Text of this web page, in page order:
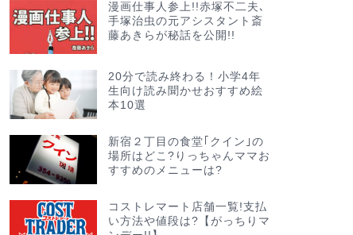
漫画仕事人参上!!赤塚不二夫､
手塚治虫の元アシスタント斎
藤あきらが秘話を公開!!
20分で読み終わる！小学4年
生向け読み聞かせおすすめ絵
本10選
新宿２丁目の食堂｢クイン｣の
場所はどこ?りっちゃんママお
すすめのメニューは?
コストレマート店舗一覧!支払
い方法や値段は?【がっちりマ